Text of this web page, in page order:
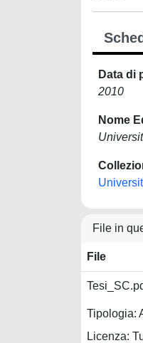
Data di
2010
Nome
File in
File
Tipologia:
Licenza: